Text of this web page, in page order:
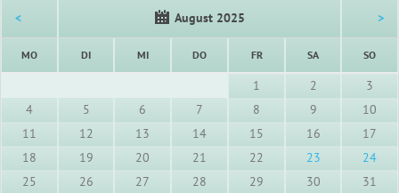
< August 2025 >
MONTAG DIENSTAG MITTWOCH DONNERSTAGFREITAG SAMSTAG SO
1 2
3
4
5 6 7 8 9
10
11
12 13 14 15 16
17
18
19 20 21 22 23
24
25
26 27 28 29 30 31